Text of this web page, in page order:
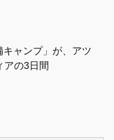
キャンプ」が、アツ
アの3日間